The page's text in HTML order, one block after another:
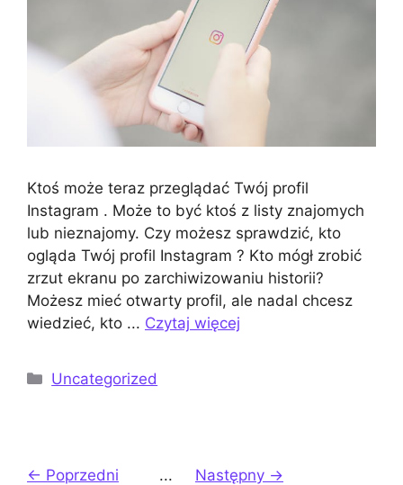
Ktoś może teraz przeglądać Twój profil
Instagram . Może to być ktoś z listy znajomych
lub nieznajomy. Czy możesz sprawdzić, kto
ogląda Twój profil Instagram ? Kto mógł zrobić
zrzut ekranu po zarchiwizowaniu historii?
Możesz mieć otwarty profil, ale nadal chcesz
wiedzieć, kto ... Czytaj więcej
Kategorie
Uncategorized
← Poprzedni Strona2
Strona3
... Strona44
Następny →